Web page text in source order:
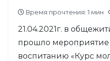
Время прочтения: 1 мин
21.04.2021г. в
прошло мероприятие
воспитанию «Курс